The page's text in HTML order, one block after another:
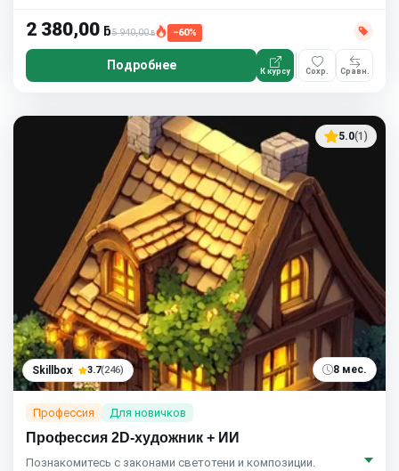
2 380,00 ƃ5 940,00ƃ −60%
Подробнее К курсу Сохр. Сравн.
5.0(1)
Skillbox 3.7(246) 8 мес.
Профессия Для новичков
Профессия 2D-художник + ИИ
Познакомитесь с законами светотени и композиции.